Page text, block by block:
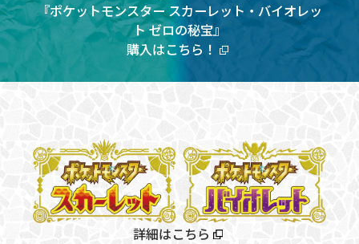
『ポケットモンスター スカーレット・バイオレッ
ト ゼロの秘宝』
購入はこちら！
詳細はこちら